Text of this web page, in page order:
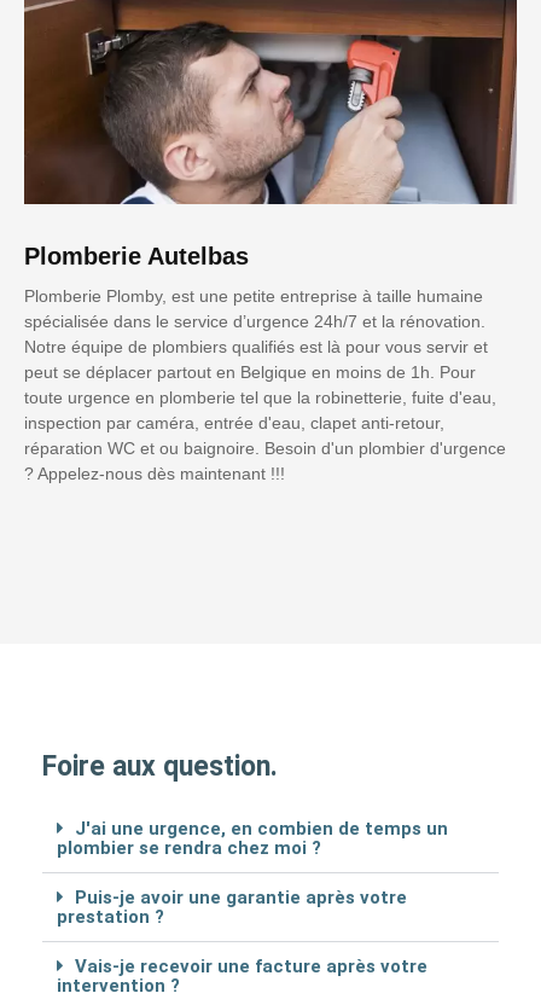
Plomberie Autelbas
Plomberie Plomby, est une petite entreprise à taille humaine
spécialisée dans le service d’urgence 24h/7 et la rénovation.
Notre équipe de plombiers qualifiés est là pour vous servir et
peut se déplacer partout en Belgique en moins de 1h. Pour
toute urgence en plomberie tel que la robinetterie, fuite d'eau,
inspection par caméra, entrée d'eau, clapet anti-retour,
réparation WC et ou baignoire. Besoin d'un plombier d'urgence
? Appelez-nous dès maintenant !!!
Foire aux question.
J'ai une urgence, en combien de temps un
plombier se rendra chez moi ?
Puis-je avoir une garantie après votre
prestation ?
Vais-je recevoir une facture après votre
intervention ?